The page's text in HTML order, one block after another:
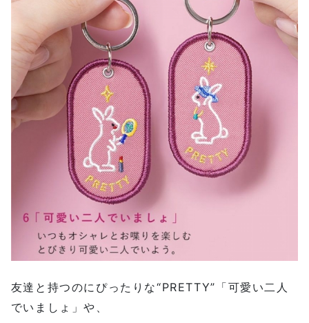
友達と持つのにぴったりな“PRETTY”「可愛い二人
でいましょ」や、